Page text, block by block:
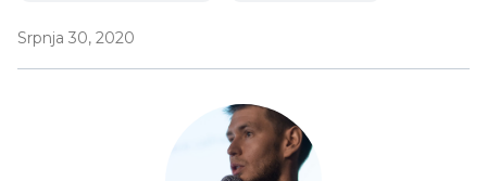
Srpnja 30, 2020